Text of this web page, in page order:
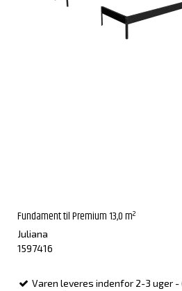
Fundament til Premium 13,0 m²
Juliana
1597416
Varen leveres indenfor 2-3 uger